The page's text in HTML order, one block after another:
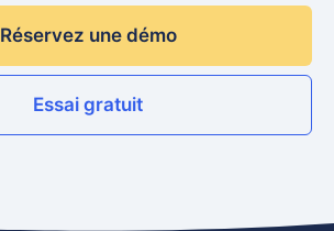
Réservez une démo
Essai gratuit